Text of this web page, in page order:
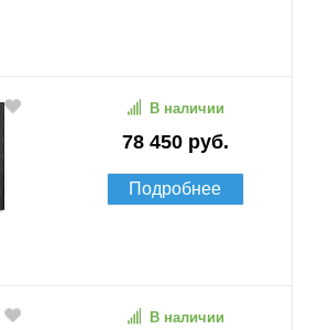
78 450 руб.
В наличии
Подробнее
В наличии